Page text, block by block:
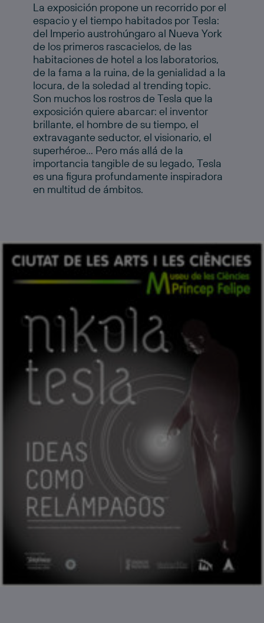
La exposición propone un recorrido por el
espacio y el tiempo habitados por Tesla:
del Imperio austrohúngaro al Nueva York
de los primeros rascacielos, de las
habitaciones de hotel a los laboratorios,
de la fama a la ruina, de la genialidad a la
locura, de la soledad al trending topic.
Son muchos los rostros de Tesla que la
exposición quiere abarcar: el inventor
brillante, el hombre de su tiempo, el
extravagante seductor, el visionario, el
superhéroe… Pero más allá de la
importancia tangible de su legado, Tesla
es una figura profundamente inspiradora
en multitud de ámbitos.